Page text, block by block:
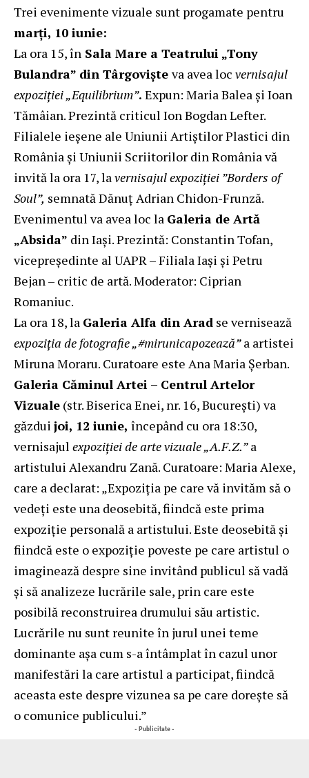
Trei evenimente vizuale sunt progamate pentru
marți, 10 iunie:
La ora 15, în Sala Mare a Teatrului „Tony
Bulandra” din Târgoviște va avea loc vernisajul
expoziției „Equilibrium”. Expun: Maria Balea și Ioan
Tămâian. Prezintă criticul Ion Bogdan Lefter.
Filialele ieșene ale Uniunii Artiștilor Plastici din
România și Uniunii Scriitorilor din România vă
invită la ora 17, la vernisajul expoziției ”Borders of
Soul”, semnată Dănuț Adrian Chidon-Frunză.
Evenimentul va avea loc la Galeria de Artă
„Absida” din Iași. Prezintă: Constantin Tofan,
vicepreședinte al UAPR – Filiala Iași și Petru
Bejan – critic de artă. Moderator: Ciprian
Romaniuc.
La ora 18, la Galeria Alfa din Arad se vernisează
expoziția de fotografie „#mirunicapozează”a artistei
Miruna Moraru. Curatoare este Ana Maria Șerban.
Galeria Căminul Artei – Centrul Artelor
Vizuale (str. Biserica Enei, nr. 16, București) va
găzdui joi, 12 iunie, începând cu ora 18:30,
vernisajul expoziției de arte vizuale „A.F.Z.”a
artistului Alexandru Zană. Curatoare: Maria Alexe,
care a declarat: „Expoziția pe care vă invităm să o
vedeți este una deosebită, fiindcă este prima
expoziție personală a artistului. Este deosebită și
fiindcă este o expoziție poveste pe care artistul o
imaginează despre sine invitând publicul să vadă
și să analizeze lucrările sale, prin care este
posibilă reconstruirea drumului său artistic.
Lucrările nu sunt reunite în jurul unei teme
dominante așa cum s-a întâmplat în cazul unor
manifestări la care artistul a participat, fiindcă
aceasta este despre vizunea sa pe care dorește să
o comunice publicului.”
- Publicitate -